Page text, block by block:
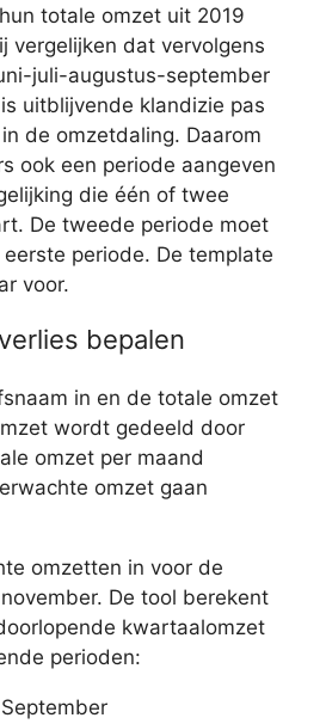
totale omzet uit 2019
vergelijken dat vervolgens
juli-augustus-september
uitblijvende klandizie pas
de omzetdaling. Daarom
ook een periode aangeven
die één of twee
De tweede periode moet
periode. De template
voor.
bepalen
in en de totale omzet
wordt gedeeld door
omzet per maand
omzet gaan
omzetten in voor de
De tool berekent
kwartaalomzet
perioden: